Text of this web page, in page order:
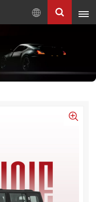
Pусский
English
Pусский العربية